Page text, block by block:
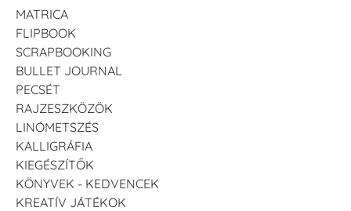
MATRICA
FLIPBOOK
SCRAPBOOKING
BULLET JOURNAL
PECSÉT
RAJZESZKÖZÖK
LINÓMETSZÉS
KALLIGRÁFIA
KIEGÉSZÍTŐK
KÖNYVEK - KEDVENCEK
KREATÍV JÁTÉKOK